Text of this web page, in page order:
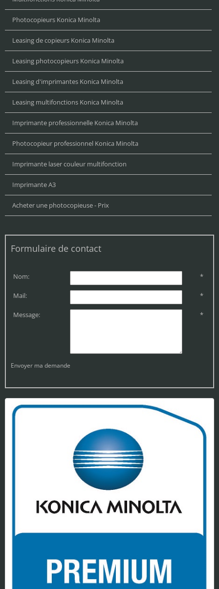
Photocopieurs Konica Minolta
Leasing de copieurs Konica Minolta
Leasing photocopieurs Konica Minolta
Leasing d'imprimantes Konica Minolta
Leasing multifonctions Konica Minolta
Imprimante professionnelle Konica Minolta
Photocopieur professionnel Konica Minolta
Imprimante laser couleur multifonction
Imprimante A3
Acheter une photocopieuse - Prix
Formulaire de contact
Nom: *
Mail: *
Message: *
Envoyer ma demande